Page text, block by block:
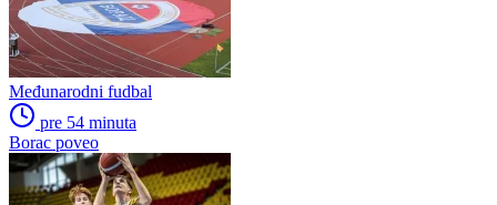
Međunarodni fudbal
pre 54 minuta
Borac poveo